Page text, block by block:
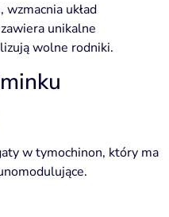
układ
unikalne
wolne rodniki.
w tymochinon, który ma